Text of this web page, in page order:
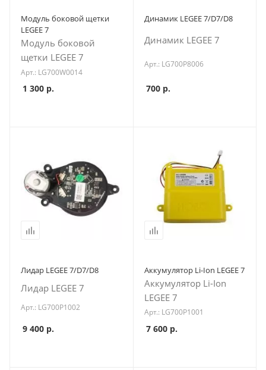
Модуль боковой щетки
LEGEE 7
Модуль боковой
щетки LEGEE 7
Арт.: LG700W0014
1 300 р.
Динамик LEGEE 7/D7/D8
Динамик LEGEE 7
Арт.: LG700P8006
700р.
Лидар LEGEE 7/D7/D8
Лидар LEGEE 7
Арт.: LG700P1002
9 400 р.
Аккумулятор Li-Ion LEGEE 7
Аккумулятор Li-Ion
LEGEE 7
Арт.: LG700P1001
7 600р.